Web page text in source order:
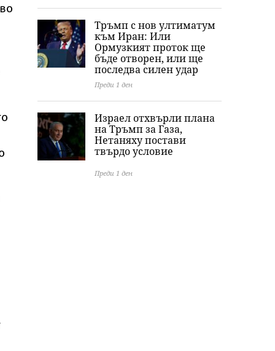
Тръмп с нов ултиматум
към Иран: Или
Ормузкият проток ще
бъде отворен, или ще
последва силен удар
Преди 1 ден
Израел отхвърли плана
на Тръмп за Газа,
Нетаняху постави
твърдо условие
Преди 1 ден